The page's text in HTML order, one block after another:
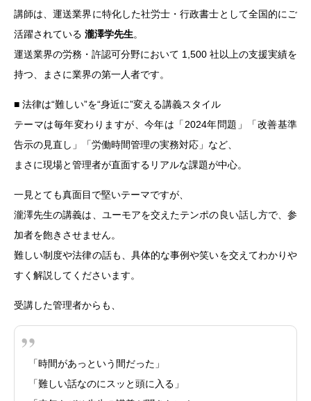
講師は、運送業界に特化した社労士・行政書士として全国的にご
活躍されている 瀧澤学先生。
運送業界の労務・許認可分野において 1,500 社以上の支援実績を
持つ、まさに業界の第一人者です。
■ 法律は“難しい”を“身近に”変える講義スタイル
テーマは毎年変わりますが、今年は「2024年問題」「改善基準
告示の見直し」「労働時間管理の実務対応」など、
まさに現場と管理者が直面するリアルな課題が中心。
一見とても真面目で堅いテーマですが、
瀧澤先生の講義は、ユーモアを交えたテンポの良い話し方で、参
加者を飽きさせません。
難しい制度や法律の話も、具体的な事例や笑いを交えてわかりや
すく解説してくださいます。
受講した管理者からも、
「時間があっという間だった」
「難しい話なのにスッと頭に入る」